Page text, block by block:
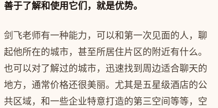
善于了解和使用它们，就是优势。
剑飞老师有一种能力，可以和第一次见面的人，聊
起他所在的城市，甚至所居住片区的附近有什么。
也可以对了解过的城市，迅速找到周边适合聊天的
地方，通常价格还很美丽。尤其是五星级酒店的公
共区域，和一些企业特意打造的第三空间等等，空